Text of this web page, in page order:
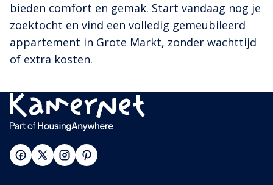
bieden comfort en gemak. Start vandaag nog je
zoektocht en vind een volledig gemeubileerd
appartement in Grote Markt, zonder wachttijd
of extra kosten.